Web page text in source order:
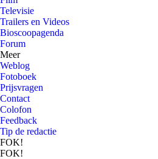
Televisie
Trailers en Videos
Bioscoopagenda
Forum
Meer
Weblog
Fotoboek
Prijsvragen
Contact
Colofon
Feedback
Tip de redactie
FOK!
FOK!